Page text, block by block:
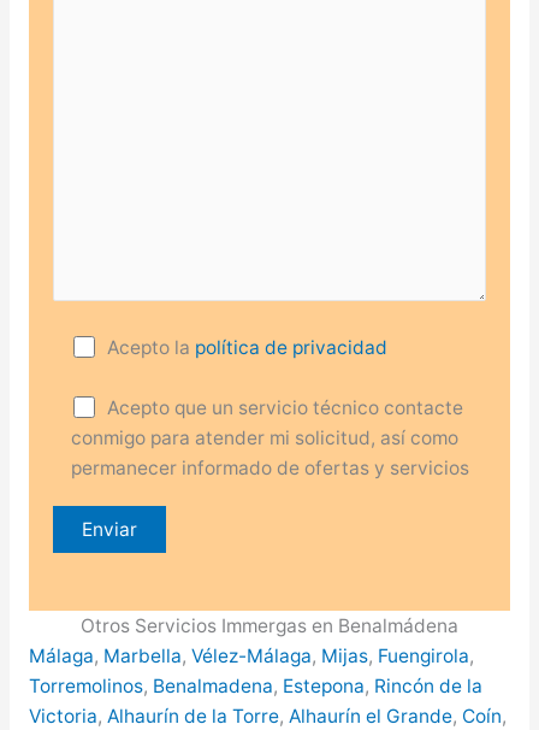
Acepto la política de privacidad
Acepto que un servicio técnico contacte
conmigo para atender mi solicitud, así como
permanecer informado de ofertas y servicios
Otros Servicios Immergas en Benalmádena
Málaga, Marbella, Vélez-Málaga, Mijas, Fuengirola,
Torremolinos, Benalmadena, Estepona, Rincón de la
Victoria, Alhaurín de la Torre, Alhaurín el Grande, Coín,